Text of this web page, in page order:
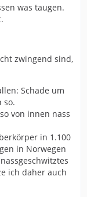
was taugen.
zwingend sind,
Schade um
so.
von innen nass
in 1.100
in Norwegen
ich daher auch